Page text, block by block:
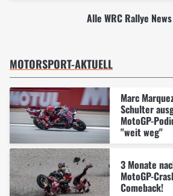
Alle WRC Rallye News
MOTORSPORT-AKTUELL
Marc
Schulter
MotoGP-
"weit weg"
3 Monate
MotoGP-
Comeback!